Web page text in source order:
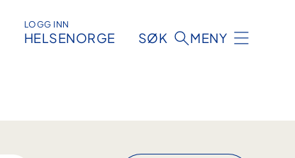
LOGG INN
HELSENORGE SØK MENY